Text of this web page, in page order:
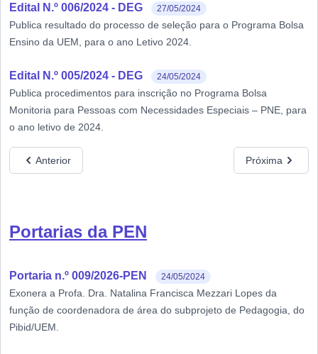
Edital N.º 006/2024 - DEG 27/05/2024
Publica resultado do processo de seleção para o Programa Bolsa
Ensino da UEM, para o ano Letivo 2024.
Edital N.º 005/2024 - DEG 24/05/2024
Publica procedimentos para inscrição no Programa Bolsa
Monitoria para Pessoas com Necessidades Especiais – PNE, para
o ano letivo de 2024.
Anterior Próxima
Portarias da PEN
Portaria n.º 009/2026-PEN 24/05/2024
Exonera a Profa. Dra. Natalina Francisca Mezzari Lopes da
função de coordenadora de área do subprojeto de Pedagogia, do
Pibid/UEM.